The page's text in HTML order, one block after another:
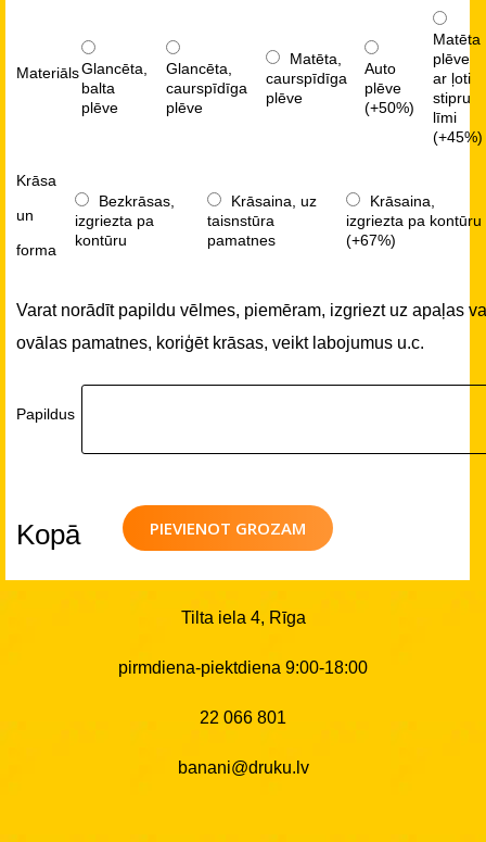
MateriālsGlancēta,
balta
plēve
Glancēta,
caurspīdīga
plēve
Matēta,
caurspīdīga
plēve
Auto
plēve
(+50%)
Matēta
plēve
ar ļoti
stipru
līmi
(+45%)
Krāsa
un
forma
Bezkrāsas,
izgriezta pa
kontūru
Krāsaina, uz
taisnstūra
pamatnes
Krāsaina,
izgriezta pa kontūru
(+67%)
Varat norādīt papildu vēlmes, piemēram, izgriezt uz apaļas
ovālas pamatnes, koriģēt krāsas, veikt labojumus u.c.
Papildus
PIEVIENOT GROZAM
Kopā
Tilta iela 4, Rīga
pirmdiena-piektdiena 9:00-18:00
22 066 801
banani@druku.lv